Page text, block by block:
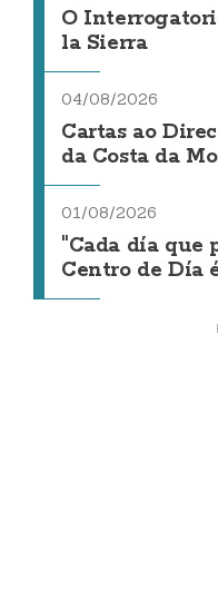
O
la Sierra
04/08/2026
Cartas ao
da Costa da
01/08/2026
"Cada día que
Centro de Día